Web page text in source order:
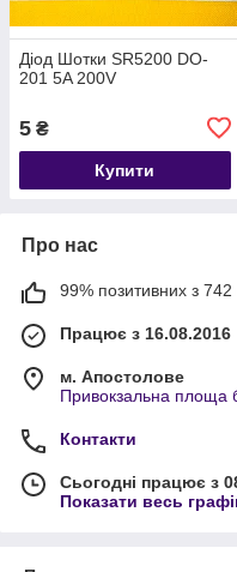
Діод Шотки SR5200 DO-
201 5A 200V
5 ₴
Купити
Про нас
99% позитивних з 742
Працює з 16.08.2016
м. Апостолове
Привокзальна площа
Контакти
Сьогодні працює з
Показати весь